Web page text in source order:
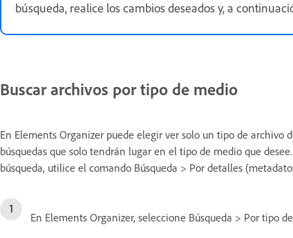
búsqueda, realice los cambios deseados y, a
Buscar archivos por tipo de medio
En Elements Organizer puede elegir ver solo un tipo de archivo
búsquedas que solo tendrán lugar en el tipo de medio que
búsqueda, utilice el comando Búsqueda > Por detalles
En Elements Organizer, seleccione Búsqueda > Por tipo